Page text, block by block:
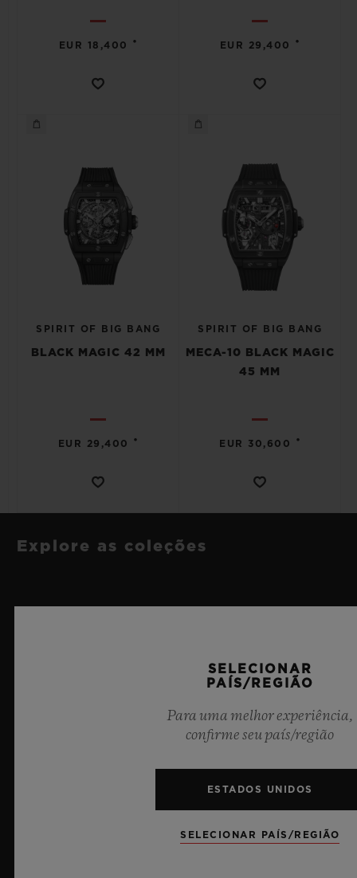
EUR 18,400 • EUR 29,400 •
SPIRIT OF BIG BANG
BLACK MAGIC 42 MM
EUR 29,400 •
SPIRIT OF BIG BANG
MECA-10 BLACK MAGIC
45 MM
EUR 30,600 •
Explore as coleções
CLASSIC FUSION
SELECIONAR
PAÍS/REGIÃO
Para uma melhor experiência,
confirme seu país/região
ESTADOS UNIDOS
SELECIONAR PAÍS/REGIÃO